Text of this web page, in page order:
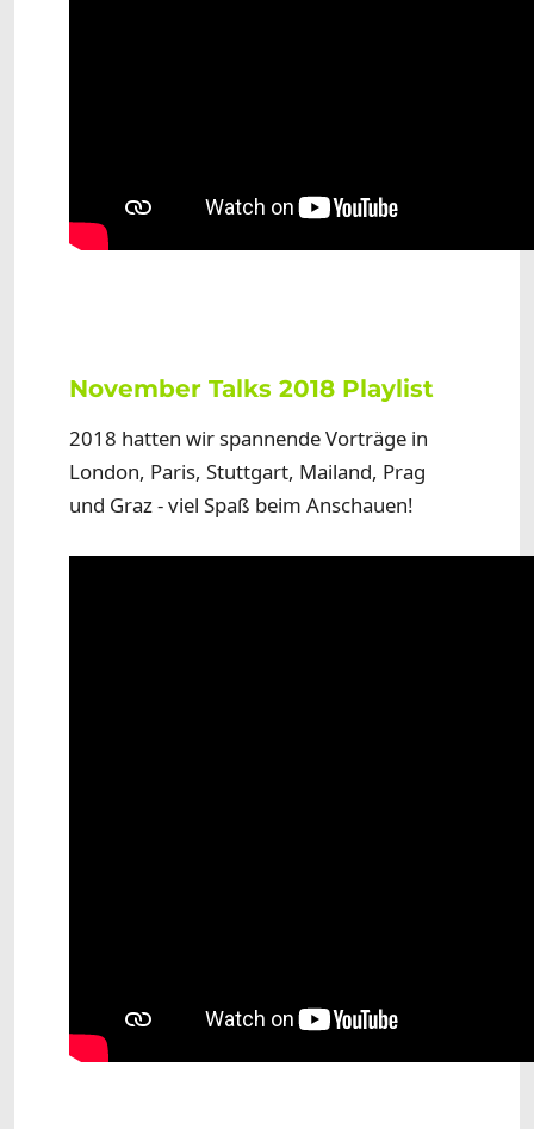
November Talks 2018 Playlist
2018 hatten wir spannende Vorträge in
London, Paris, Stuttgart, Mailand, Prag
und Graz - viel Spaß beim Anschauen!